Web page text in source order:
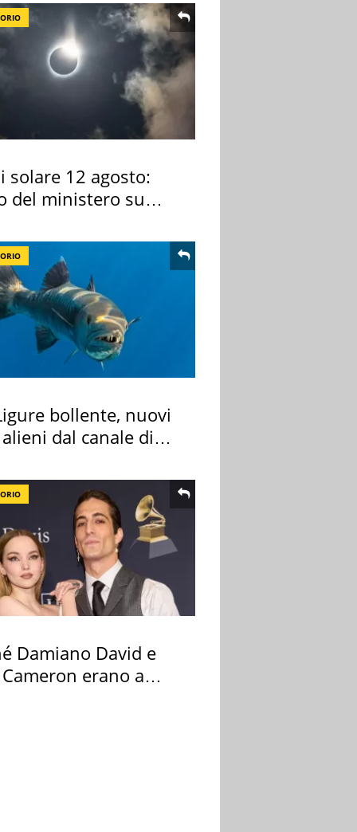
solare 12 agosto:
del ministero su
bollente, nuovi
dal canale di
Damiano David e
erano a